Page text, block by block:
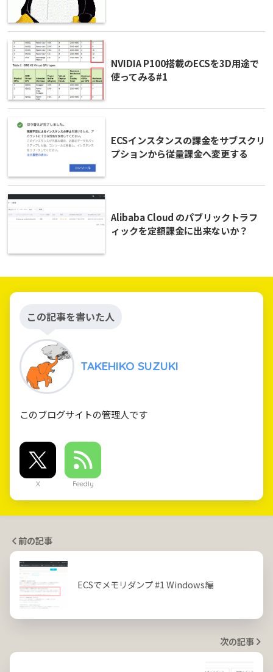
NVIDIA P100搭載のECSを3D用途で
使ってみる#1
ECSインスタンスの課金をサブスクリ
プションから従量課金へ変更する
Alibaba Cloud のパブリックトラフ
ィックを定額課金に出来ないか？
この記事を書いた人
TAKEHIKO SUZUKI
このブログサイトの管理人です
X Feedly
前の記事
ECSでメモリダンプ #1 Windows編
次の記事